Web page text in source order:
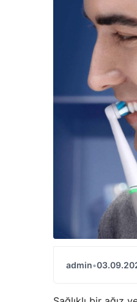
admin•